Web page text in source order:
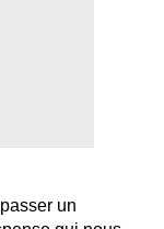
un